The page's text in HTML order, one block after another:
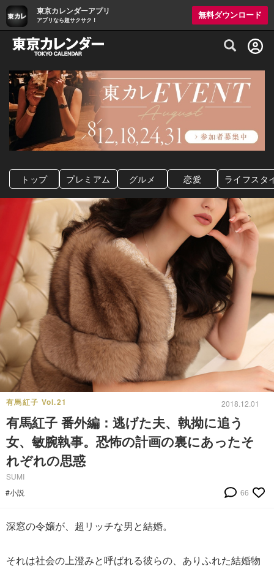
東京カレンダーアプリ
アプリなら超サクサク！
無料ダウンロード
グルメ情報・プレミアムレストラン予約
トップ プレミアム グルメ 恋愛 ライフスタ
有馬紅子 Vol.21 2018.12.01
有馬紅子 番外編：逃げた夫、執拗に追う
女、敏腕執事。恐怖の計画の裏にあったそ
れぞれの思惑
SUMI
#小説
66
深窓の令嬢が、超リッチな男と結婚。
それは社会の上澄みと呼ばれる彼らの、ありふれた結婚物